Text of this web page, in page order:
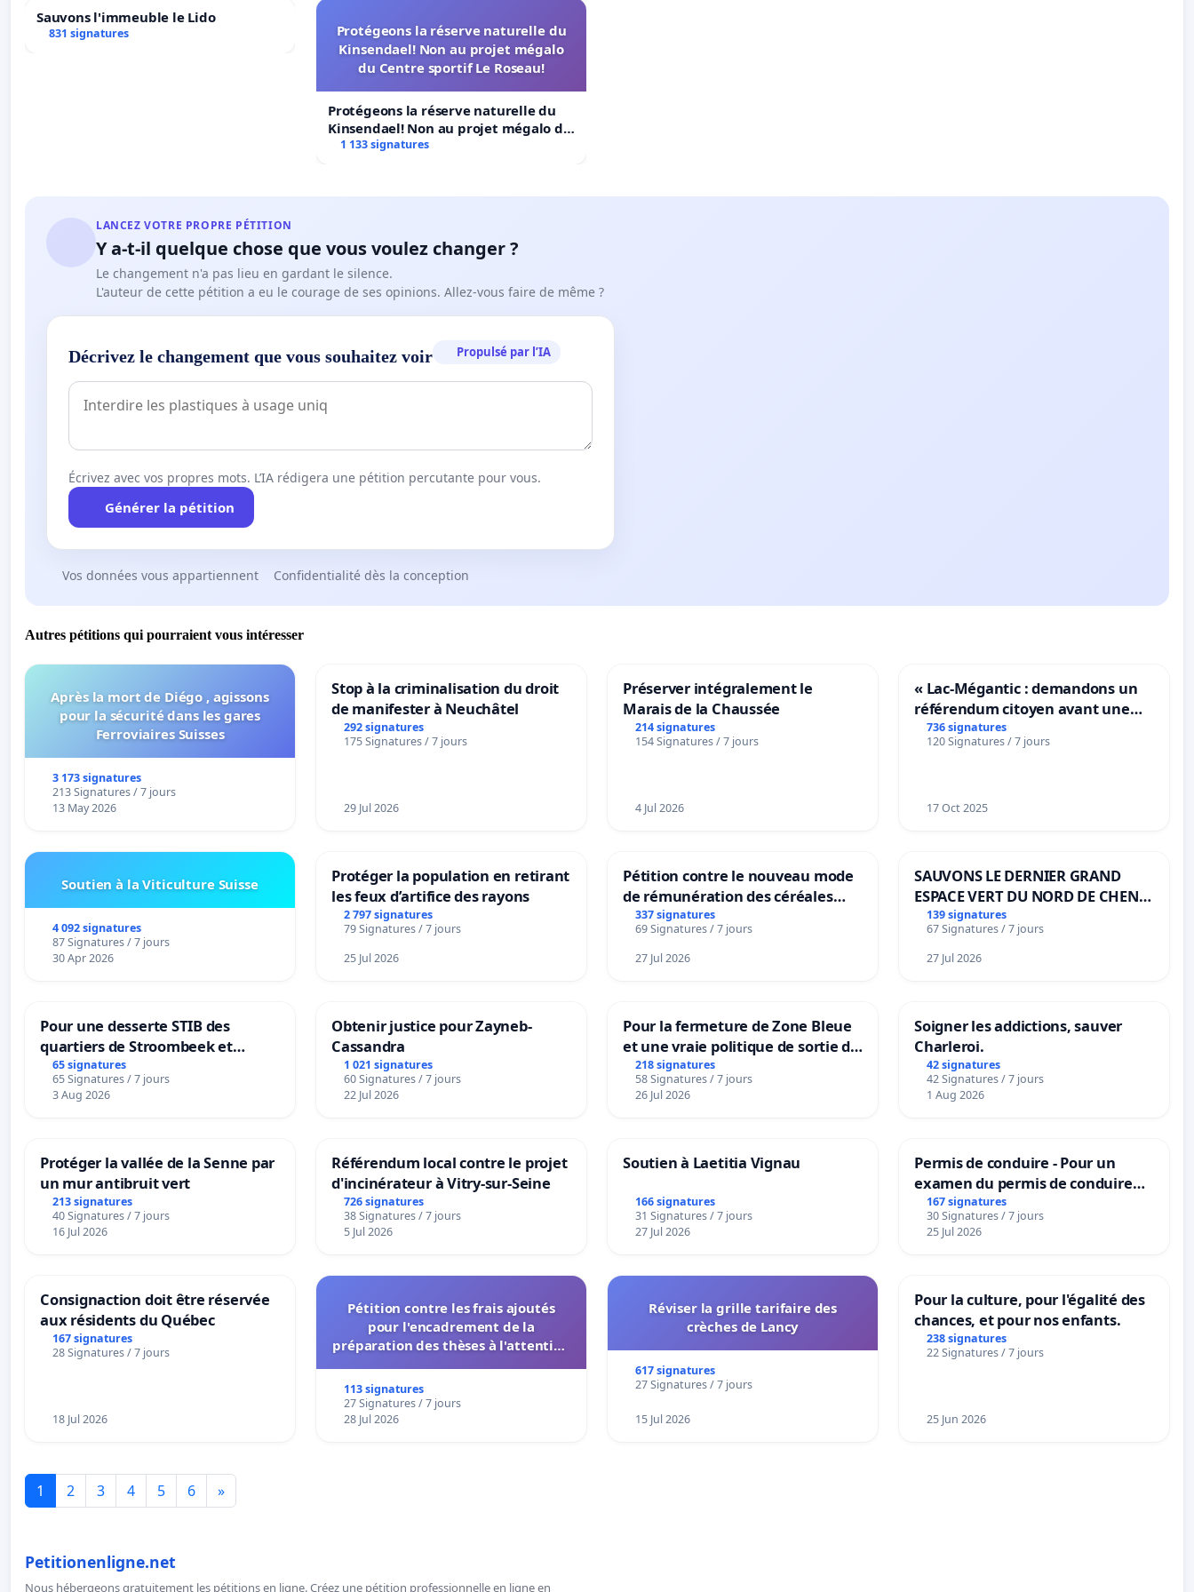
Sauvons l'immeuble le Lido
831 signatures
Protégeons la réserve naturelle du
Kinsendael! Non au projet mégalo
du Centre sportif Le Roseau!
Protégeons la réserve naturelle du
Kinsendael! Non au projet mégalo du
Centre sportif Le Roseau!
1 133 signatures
LANCEZ VOTRE PROPRE PÉTITION
Y a-t-il quelque chose que vous voulez changer ?
Le changement n'a pas lieu en gardant le silence.
L'auteur de cette pétition a eu le courage de ses opinions. Allez-vous faire de même ?
Décrivez le changement que vous souhaitez voir Propulsé par l’IA
Écrivez avec vos propres mots. L’IA rédigera une pétition percutante pour vous.
Générer la pétition
Vos données vous appartiennent Confidentialité dès la conception
Autres pétitions qui pourraient vous intéresser
Après la mort de Diégo , agissons
pour la sécurité dans les gares
Ferroviaires Suisses
3 173 signatures
213 Signatures / 7 jours
13 May 2026
Stop à la criminalisation du droit
de manifester à Neuchâtel
292 signatures
175 Signatures / 7 jours
29 Jul 2026
Préserver intégralement le
Marais de la Chaussée
214 signatures
154 Signatures / 7 jours
4 Jul 2026
« Lac-Mégantic : demandons un
référendum citoyen avant une
transformation irréversible de
notre territoire »
736 signatures
120 Signatures / 7 jours
17 Oct 2025
Soutien à la Viticulture Suisse
4 092 signatures
87 Signatures / 7 jours
30 Apr 2026
Protéger la population en retirant
les feux d’artifice des rayons
2 797 signatures
79 Signatures / 7 jours
25 Jul 2026
Pétition contre le nouveau mode
de rémunération des céréales
panifiables de Swiss granum basé
sur la teneur en protéines
337 signatures
69 Signatures / 7 jours
27 Jul 2026
SAUVONS LE DERNIER GRAND
ESPACE VERT DU NORD DE CHENE-
BOUGERIES
139 signatures
67 Signatures / 7 jours
27 Jul 2026
Pour une desserte STIB des
quartiers de Stroombeek et
Beauval - Voor een MIVB-
bediening van de wijken
Strombeek en Het Voor
65 signatures
65 Signatures / 7 jours
3 Aug 2026
Obtenir justice pour Zayneb-
Cassandra
1 021 signatures
60 Signatures / 7 jours
22 Jul 2026
Pour la fermeture de Zone Bleue
et une vraie politique de sortie de
la dépendance
218 signatures
58 Signatures / 7 jours
26 Jul 2026
Soigner les addictions, sauver
Charleroi.
42 signatures
42 Signatures / 7 jours
1 Aug 2026
Protéger la vallée de la Senne par
un mur antibruit vert
213 signatures
40 Signatures / 7 jours
16 Jul 2026
Référendum local contre le projet
d'incinérateur à Vitry-sur-Seine
726 signatures
38 Signatures / 7 jours
5 Jul 2026
Soutien à Laetitia Vignau
166 signatures
31 Signatures / 7 jours
27 Jul 2026
Permis de conduire - Pour un
examen du permis de conduire
accessible dans plusieurs langues
à Bruxelles
167 signatures
30 Signatures / 7 jours
25 Jul 2026
Consignaction doit être réservée
aux résidents du Québec
167 signatures
28 Signatures / 7 jours
18 Jul 2026
Pétition contre les frais ajoutés
pour l'encadrement de la
préparation des thèses à l'attention
décisionnelles de l'UIASS
113 signatures
27 Signatures / 7 jours
28 Jul 2026
Réviser la grille tarifaire des
crèches de Lancy
617 signatures
27 Signatures / 7 jours
15 Jul 2026
Pour la culture, pour l'égalité des
chances, et pour nos enfants.
238 signatures
22 Signatures / 7 jours
25 Jun 2026
1 2 3 4 5 6 »
Petitionenligne.net
Nous hébergeons gratuitement les pétitions en ligne. Créez une pétition professionnelle en ligne en